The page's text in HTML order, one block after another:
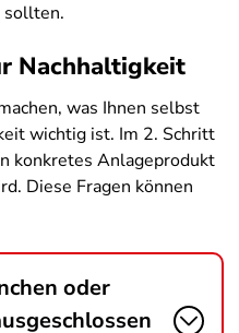
sollten.
Nachhaltigkeit
was Ihnen selbst
wichtig ist. Im 2. Schritt
konkretes Anlageprodukt
Diese Fragen können
oder